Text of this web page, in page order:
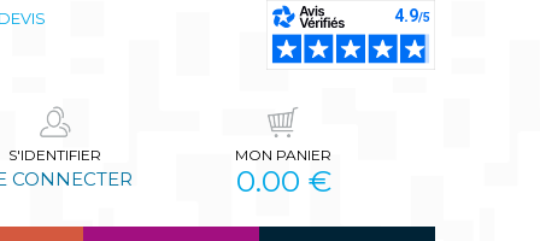
S'IDENTIFIER
CONNECTER
MON PANIER
0.00 €